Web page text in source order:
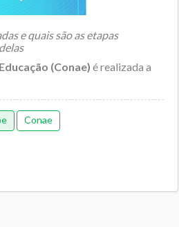
e quais são as etapas
(Conae) é realizada a
Conae